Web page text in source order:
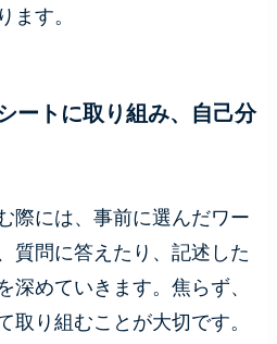
ます。
ートに取り組み、自己分
際には、事前に選んだワー
質問に答えたり、記述した
深めていきます。焦らず、
取り組むことが大切です。